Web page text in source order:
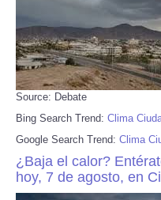
Source: Debate
Bing Search Trend: Clima
Google Search Trend: Clima
¿Baja el calor?
hoy, 7 de agosto, en